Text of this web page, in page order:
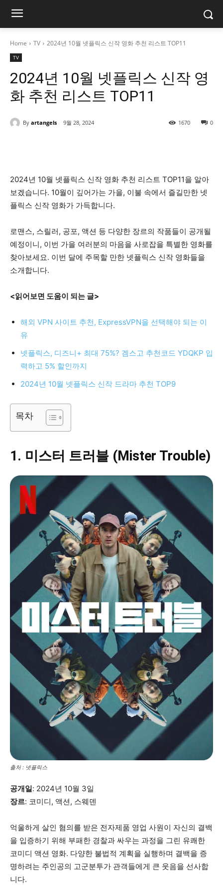
Home TV 2024년 10월 넷플릭스 신작 영화 추천 리스트 TOP11
TV
2024년 10월 넷플릭스 신작 영
화 추천 리스트 TOP11
By artangels 9월 28, 2024 0
1670
2024년 10월 넷플릭스 신작 영화 추천 리스트 TOP11을 알아
보겠습니다. 10월이 깊어가는 가을, 이불 속에서 즐길만한 넷
플릭스 신작 영화가 가득합니다.
로맨스, 스릴러, 공포, 액션 등 다양한 장르의 작품들이 공개될
예정이니, 이번 가을 여러분의 마음을 사로잡을 특별한 영화를
찾아보세요. 이번 달에 주목할 만한 넷플릭스 신작 영화들을
소개합니다.
<읽어보면 도움이 되는 글>
해외 VPN 사이트 추천, ExpressVPN을 선택해야 되는 이
유
넷플릭스, 디즈니+ 최대 75%? 겜스고 추천코드 YDQKP 입
력하고 5% 할인까지
2024년 10월 넷플릭스 신작 드라마 추천 TOP9
목차
1. 미스터 트러블 (Mister Trouble)
출처 : 넷플릭스
공개일: 2024년 10월 3일
장르: 코미디, 액션, 스웨덴
억울하게 살인 혐의를 받은 전자제품 영업 사원이 자신의 결백
을 입증하기 위해 부패한 경찰과 싸우는 과정을 그린 유쾌한
코미디 액션 영화. 다양한 불법적 계획을 실행하며 결백을 증
명하려는 주인공의 고군분투가 관객들에게 큰 웃음을 선사합
니다.